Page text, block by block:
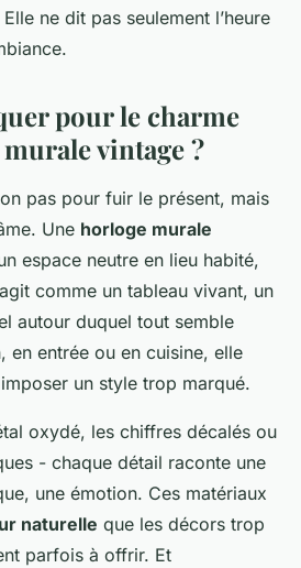
ne dit pas seulement l’heure
pour le charme
vintage ?
pas pour fuir le présent, mais
Une horloge murale
espace neutre en lieu habité,
comme un tableau vivant, un
autour duquel tout semble
en entrée ou en cuisine, elle
un style trop marqué.
oxydé, les chiffres décalés ou
- chaque détail raconte une
une émotion. Ces matériaux
naturelle que les décors trop
parfois à offrir. Et